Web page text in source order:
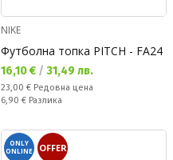
NIKE
Футболна топка PITCH - FA24
Текуща цена:
16,10 € / 31,49 лв.
Редовна цена:
23,00 € Редовна цена
Спестявате:
6,90 € Разлика
ONLY
ONLINE
OFFER